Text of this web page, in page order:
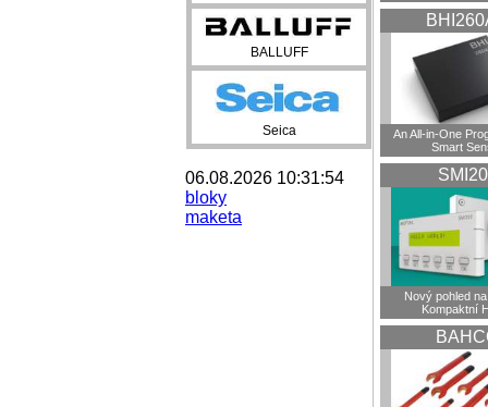
BALLUFF
Seica
06.08.2026 10:31:54
bloky
maketa
An All-in-One
Smart
Nový pohled
Kompaktní